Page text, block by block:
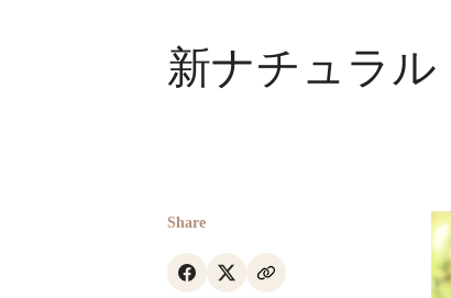
新ナチュラ
Share